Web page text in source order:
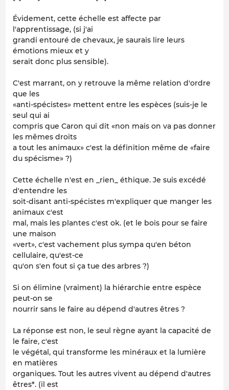
Évidement, cette échelle est affecte par
l'apprentissage, (si j'ai
grandi entouré de chevaux, je saurais lire leurs
émotions mieux et y
serait donc plus sensible).
C'est marrant, on y retrouve la même relation d'ordre
que les
«anti-spécistes» mettent entre les espèces (suis-je le
seul qui ai
compris que Caron qui dit «non mais on va pas donner
les mêmes droits
a tout les animaux» c'est la définition même de «faire
du spécisme» ?)
Cette échelle n'est en _rien_ éthique. Je suis excédé
d'entendre les
soit-disant anti-spécistes m'expliquer que manger les
animaux c'est
mal, mais les plantes c'est ok. (et le bois pour se faire
une maison
«vert», c'est vachement plus sympa qu'en béton
cellulaire, qu'est-ce
qu'on s'en fout si ça tue des arbres ?)
Si on élimine (vraiment) la hiérarchie entre espèce
peut-on se
nourrir sans le faire au dépend d'autres êtres ?
La réponse est non, le seul règne ayant la capacité de
le faire, c'est
le végétal, qui transforme les minéraux et la lumière
en matières
organiques. Tout les autres vivent au dépend d'autres
êtres*. (il est